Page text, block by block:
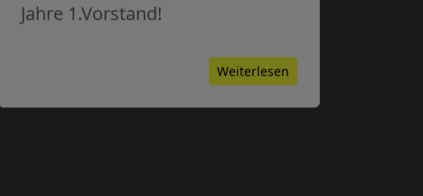
Jahre 1.Vorstand!
Weiterlesen